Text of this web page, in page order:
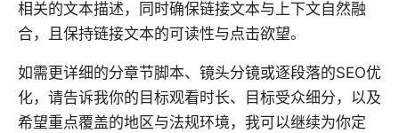
相关的文本描述，同时确保链接文本与上下文自然融
合，且保持链接文本的可读性与点击欲望。
如需更详细的分章节脚本、镜头分镜或逐段落的SEO优
化，请告诉我你的目标观看时长、目标受众细分，以及
希望重点覆盖的地区与法规环境，我可以继续为你定